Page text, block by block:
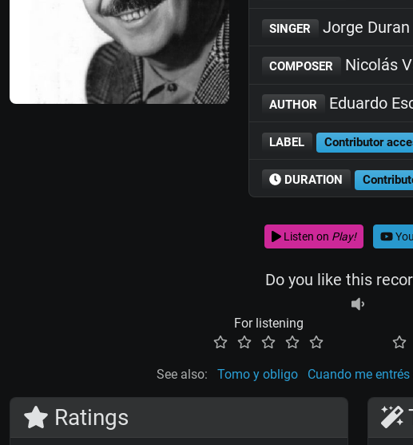
SINGER Jorge Duran
COMPOSER Nicolás
AUTHOR Eduardo
LABEL Contributor
DURATION
Listen on Play!
Do you like this
For listening
See also: Tomo y obligo Cuando me
Ratings